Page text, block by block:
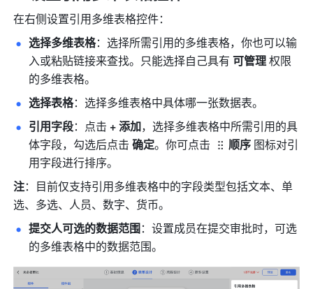
在右侧设置引用多维表格控件：
选择多维表格：选择所需引用的多维表格，你也可以输
入或粘贴链接来查找。只能选择自己具有 可管理 权限
的多维表格。
选择表格：选择多维表格中具体哪一张数据表。
引用字段：点击 + 添加，选择多维表格中所需引用的具
体字段，勾选后点击 确定。你可点击 顺序 图标对引
用字段进行排序。
注：目前仅支持引用多维表格中的字段类型包括文本、单
选、多选、人员、数字、货币。
提交人可选的数据范围：设置成员在提交审批时，可选
的多维表格中的数据范围。